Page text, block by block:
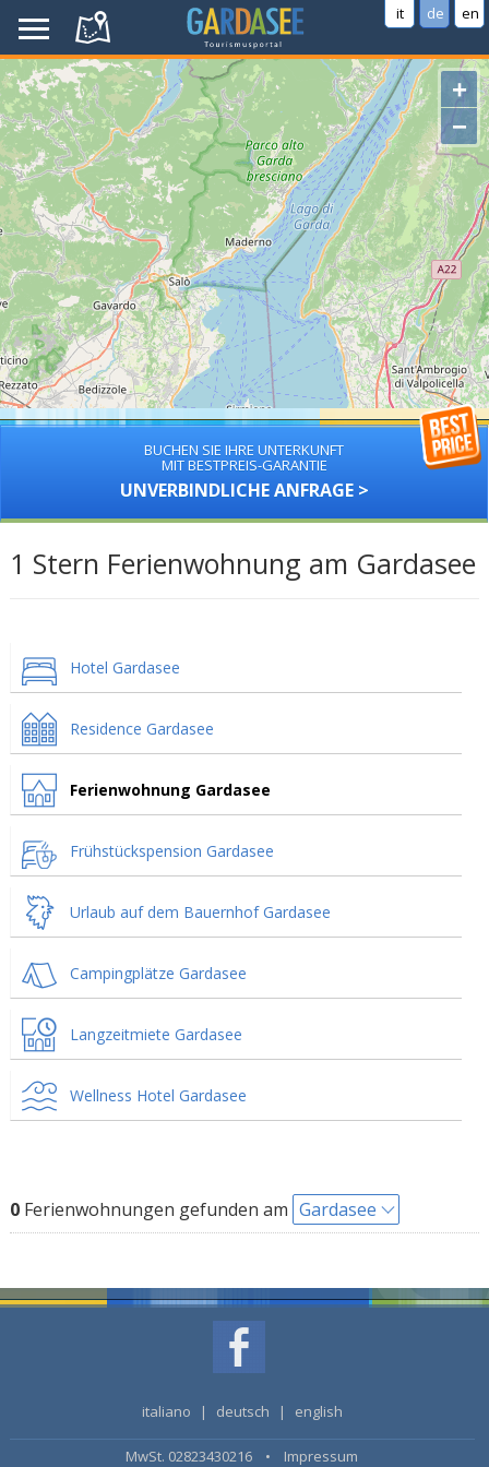
it de en
+
−
BUCHEN SIE IHRE UNTERKUNFT
MIT BESTPREIS-GARANTIE
UNVERBINDLICHE ANFRAGE >
1 Stern Ferienwohnung am Gardasee
Hotel Gardasee
Residence Gardasee
Ferienwohnung Gardasee
Frühstückspension Gardasee
Urlaub auf dem Bauernhof Gardasee
Campingplätze Gardasee
Langzeitmiete Gardasee
Wellness Hotel Gardasee
0Ferienwohnungen gefunden am Gardasee
italiano | deutsch | english
MwSt. 02823430216 • Impressum